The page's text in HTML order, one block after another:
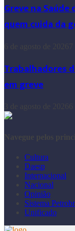
Greve na Saúde
quem cuida da
Trabalhadores
em greve
Navegue pelos
Cultura
Daesp
Internacional
Nacional
Opinião
Sistema
Unificado